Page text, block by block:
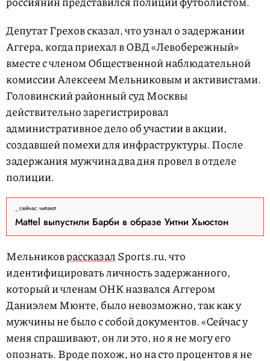
Депутат Грехов сказал, что узнал о задержании
Аггера, когда приехал в ОВД «Левобережный»
вместе с членом Общественной наблюдательной
комиссии Алексеем Мельниковым и активистами.
Головинский районный суд Москвы
действительно зарегистрировал
административное дело об участии в акции,
создавшей помехи для инфраструктуры. После
задержания мужчина два дня провел в отделе
полиции.
сейчас читают
Mattel выпустили Барби в образе Уитни Хьюстон
МельниковрассказалSports.ru, что
идентифицировать личность задержанного,
который и членам ОНК назвался Аггером
Даниэлем Мюнте, было невозможно, так как у
мужчины не было с собой документов. «Сейчас у
меня спрашивают, он ли это, но я не могу его
опознать. Вроде похож, но на сто процентов я не